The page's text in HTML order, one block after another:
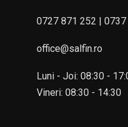
0727 871 252 |
office@salfin.ro
Luni - Joi: 08:30 -
Vineri: 08:30 - 14:30